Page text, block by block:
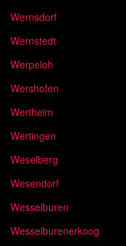
Wernsdorf
Wernstedt
Werpeloh
Wershofen
Wertheim
Wertingen
Weselberg
Wesendorf
Wesselburen
Wesselburenerkoog